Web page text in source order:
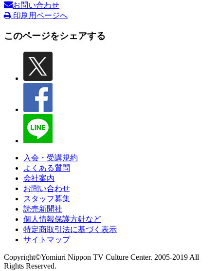
お問い合わせ
印刷用ページへ
このページをシェアする
入会・受講規約
よくある質問
会社案内
お問い合わせ
スタッフ募集
読売新聞社
個人情報保護方針など
特定商取引法に基づく表示
サイトマップ
Copyright©Yomiuri Nippon TV Culture Center. 2005-2019 All
Rights Reserved.